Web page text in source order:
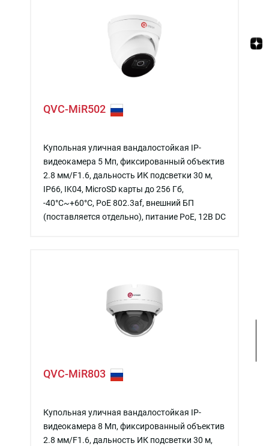
QVC-MiR502
Купольная уличная вандалостойкая IP-
видеокамера 5 Мп, фиксированный объектив
2.8 мм/F1.6, дальность ИК подсветки 30 м,
IP66, IK04, MicroSD карты до 256 Гб,
-40°C~+60°C, PoE 802.3af, внешний БП
(поставляется отдельно), питание PoE, 12В DC
QVC-MiR803
Купольная уличная вандалостойкая IP-
видеокамера 8 Мп, фиксированный объектив
2.8 мм/F1.6, дальность ИК подсветки 30 м,